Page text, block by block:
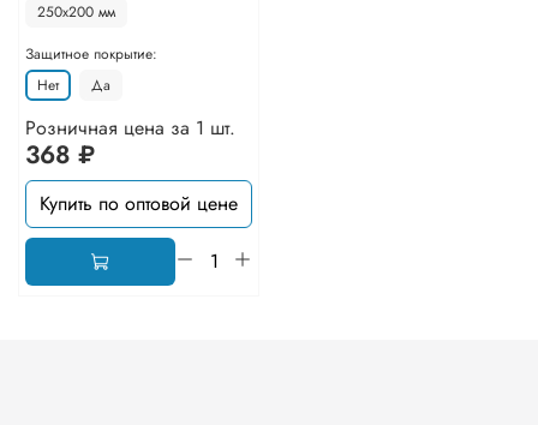
250х200 мм
Защитное покрытие:
Нет
Да
Розничная цена за 1 шт.
368 ₽
Купить по оптовой цене